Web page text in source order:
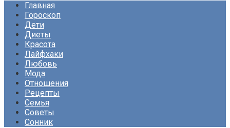
Главная
Гороскоп
Дети
Диеты
Красота
Лайфхаки
Любовь
Мода
Отношения
Рецепты
Семья
Советы
Сонник